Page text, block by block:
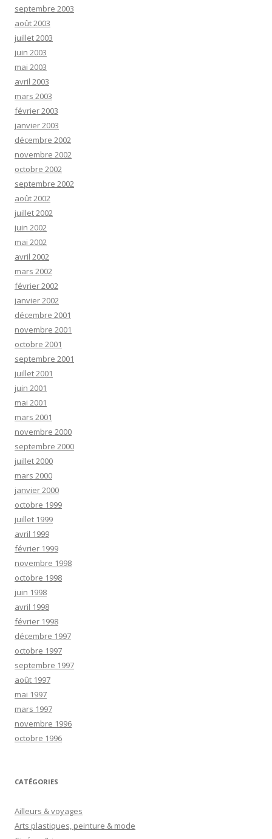
septembre 2003
août 2003
juillet 2003
juin 2003
mai 2003
avril 2003
mars 2003
février 2003
janvier 2003
décembre 2002
novembre 2002
octobre 2002
septembre 2002
août 2002
juillet 2002
juin 2002
mai 2002
avril 2002
mars 2002
février 2002
janvier 2002
décembre 2001
novembre 2001
octobre 2001
septembre 2001
juillet 2001
juin 2001
mai 2001
mars 2001
novembre 2000
septembre 2000
juillet 2000
mars 2000
janvier 2000
octobre 1999
juillet 1999
avril 1999
février 1999
novembre 1998
octobre 1998
juin 1998
avril 1998
février 1998
décembre 1997
octobre 1997
septembre 1997
août 1997
mai 1997
mars 1997
novembre 1996
octobre 1996
CATÉGORIES
Ailleurs & voyages
Arts plastiques, peinture & mode